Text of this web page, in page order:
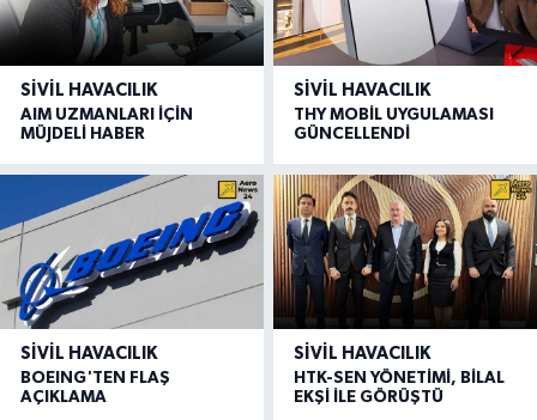
SIVIL HAVACILIK
AIM UZMANLARI İÇİN
MÜJDELİ HABER
SIVIL HAVACILIK
THY MOBİL UYGULAMASI
GÜNCELLENDİ
SIVIL HAVACILIK
BOEING'TEN FLAŞ
AÇIKLAMA
SIVIL HAVACILIK
HTK-SEN YÖNETİMİ, BİLAL
EKŞİ İLE GÖRÜŞTÜ